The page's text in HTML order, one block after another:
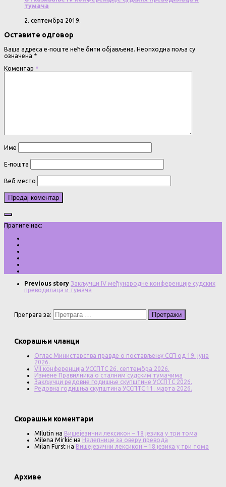
тумача
2. септембра 2019.
Оставите одговор
Ваша адреса е-поште неће бити објављена. Неопходна поља су
означена *
Коментар *
Име
Е-пошта
Веб место
Пратите нас:
Previous story Закључци IV међународне конференције судских
преводилаца и тумача
Претрага за:
Скорашњи чланци
Оглас Министарства правде о постављењу ССП од 19. јуна
2026.
VII конференција УССПТС 26. септембра 2026.
Измене Правилника о сталним судским тумачима
Закључци редовне годишње скупштине УССПТС 2026.
Редовна годишња скупштина УССПТС 11. марта 2026.
Скорашњи коментари
MIlutin на Вишејезични лексикон – 18 језика у три тома
Milena Mirkić на Налепнице за оверу превода
Milan Fürst на Вишејезични лексикон – 18 језика у три тома
Архиве